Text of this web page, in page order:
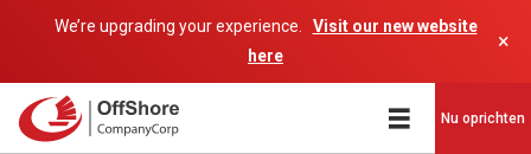
We’re upgrading your experience.
Visit our new website
here
×
Nu oprichten